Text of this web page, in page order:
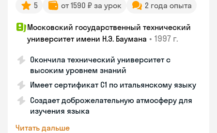
5 от 1590 ₽ за урок 2 года опыта
Московский государственный технический
университет имени Н.Э. Баумана • 1997 г.
Окончила технический университет с
высоким уровнем знаний
Имеет сертификат C1 по итальянскому языку
Создает доброжелательную атмосферу для
изучения языка
Читать дальше